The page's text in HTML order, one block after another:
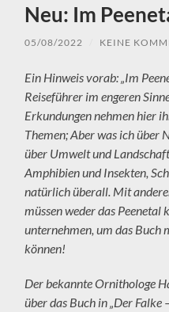
Neu: Im
05/08/2022 KEINE
Ein Hinweis vorab: „Im
Reiseführer im engeren
Erkundungen nehmen hier
Themen; Aber was ich über
über Umwelt und
Amphibien und Insekten,
natürlich überall. Mit
müssen weder das Peenetal
unternehmen, um das Buch
können!
Der bekannte Ornithologe
über das Buch in „Der